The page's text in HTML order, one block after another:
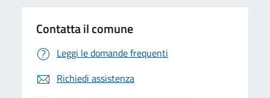
Contatta il comune
Leggi le domande frequenti
Richiedi assistenza